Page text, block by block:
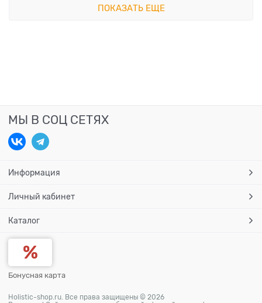
ПОКАЗАТЬ ЕЩЕ
МЫ В СОЦ СЕТЯХ
Информация
Личный кабинет
Каталог
Бонусная карта
Holistic-shop.ru. Все права защищены © 2026